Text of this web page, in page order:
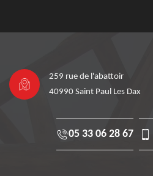
259 rue de l'abattoir
40990 Saint Paul Les Dax
05 33 06 28 67